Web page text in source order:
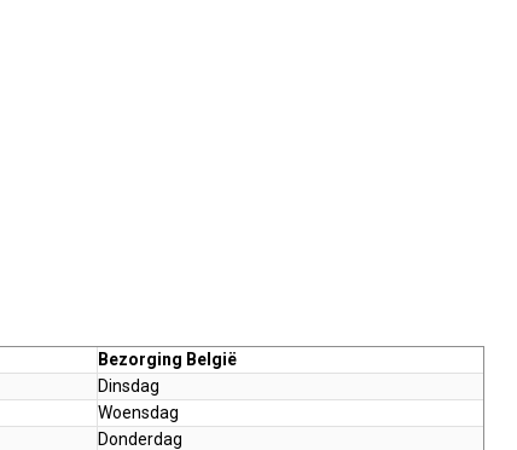
Bezorging België
Dinsdag
Woensdag
Donderdag